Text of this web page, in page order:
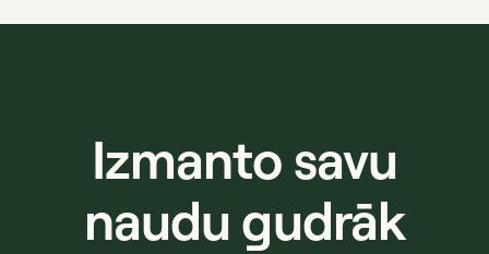
Izmanto savu
naudu gudrāk